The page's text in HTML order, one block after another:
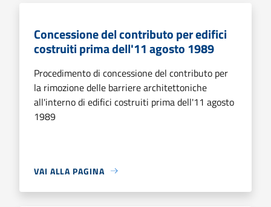
Concessione del contributo per edifici
costruiti prima dell'11 agosto 1989
Procedimento di concessione del contributo per
la rimozione delle barriere architettoniche
all'interno di edifici costruiti prima dell'11 agosto
1989
VAI ALLA PAGINA